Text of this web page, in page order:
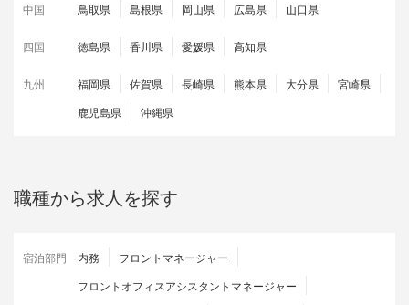
中国 鳥取県 島根県 岡山県 広島県 山口県
四国 徳島県 香川県 愛媛県 高知県
九州 福岡県 佐賀県 長崎県 熊本県 大分県
宮崎県
鹿児島県
沖縄県
職種から求人を探す
宿泊部門 内務
フロントマネージャー
フロントオフィスアシスタントマネージャー